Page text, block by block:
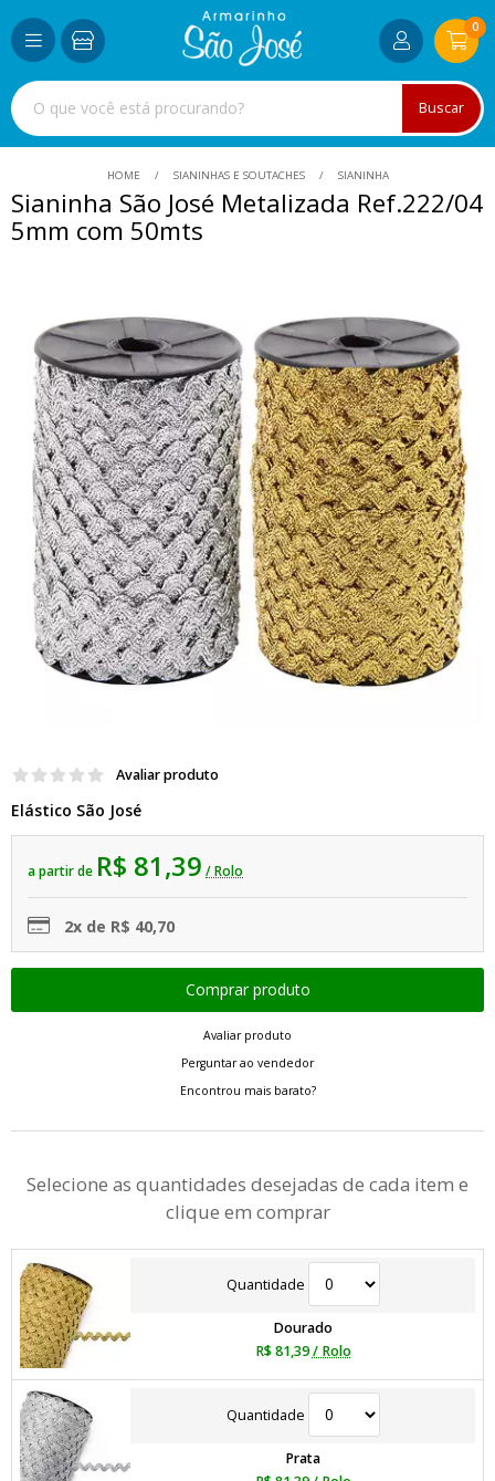
Buscar
0
HOME SIANINHAS E SOUTACHES SIANINHA
Sianinha São José Metalizada Ref.222/04
5mm com 50mts
Avaliar produto
Elástico São José
a partir de R$ 81,39 / Rolo
2x de R$ 40,70
Avaliar produto
Perguntar ao vendedor
Encontrou mais barato?
Selecione as quantidades desejadas de cada item e
clique em comprar
Quantidade
Dourado
R$ 81,39 / Rolo
Quantidade
Prata